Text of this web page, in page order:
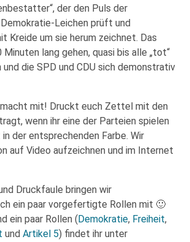
der den Puls der
Leichen prüft und
Kreide um sie herum zeichnet. Das
lang gehen, quasi bis alle „tot“
und die SPD und CDU sich demonstrativ
mit! Druckt euch Zettel mit den
wenn ihr eine der Parteien spielen
der entsprechenden Farbe. Wir
auf Video aufzeichnen und im Internet
Druckfaule bringen wir
ein paar vorgefertigte Rollen mit 🙂
ein paar Rollen (Demokratie, Freiheit,
und Artikel 5) findet ihr unter